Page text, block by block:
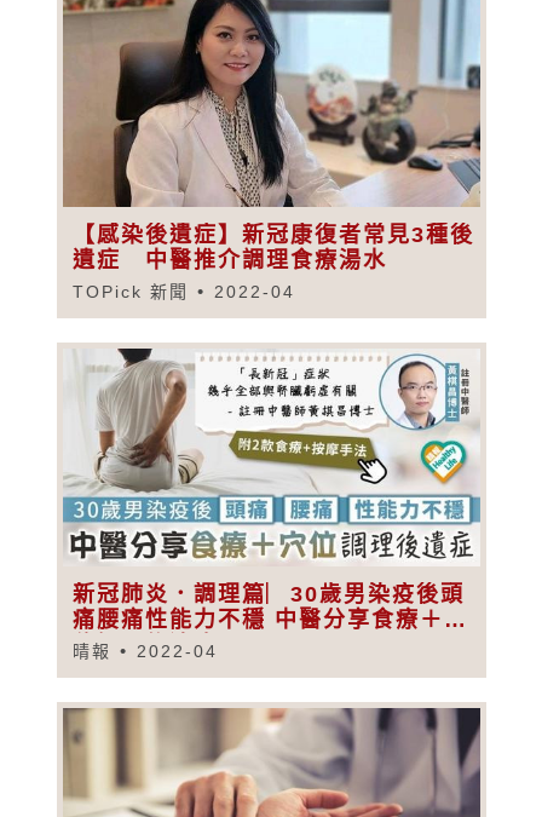
【感染後遺症】新冠康復者常見3種後
遺症 中醫推介調理食療湯水
TOPick 新聞 2022-04
新冠肺炎．調理篇︳30歲男染疫後頭
痛腰痛性能力不穩 中醫分享食療＋穴
位調理後遺症
晴報 2022-04